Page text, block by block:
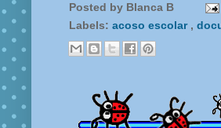
Posted by Blanca B
Labels: acoso escolar ,